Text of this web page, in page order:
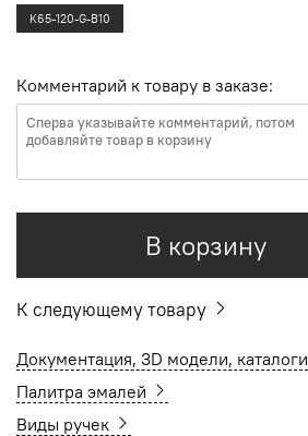
Комментарий к товару в заказе:
В корзину
К следующему товару
Документация, 3D модели, каталоги
Палитра эмалей
Виды ручек
K65-120-G-B10